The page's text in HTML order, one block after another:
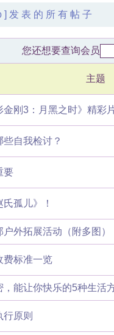
表的所有帖子
您还想要查询会员
主题
金刚3：月黑之时》精彩
自我检讨？
要
孤儿》！
外拓展活动（附多图）
费标准一览
，能让你快乐的5种生活
原则